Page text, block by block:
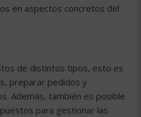
en aspectos concretos del
de distintos tipos, esto es
preparar pedidos y
Además, también es posible
para gestionar las